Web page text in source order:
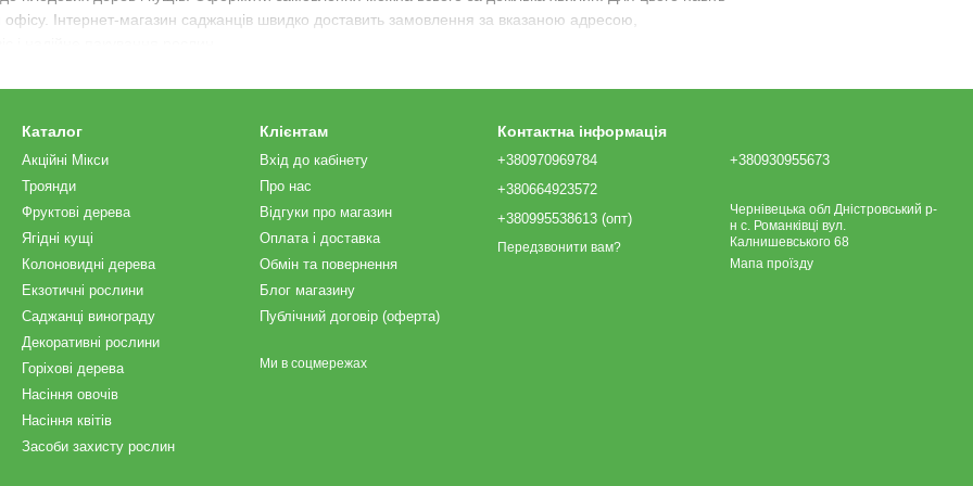
офісу. Інтернет-магазин саджанців швидко доставить замовлення за вказаною адресою,
чи дизайнерських задумів. В асортименті є:
саджанці фруктових деревта інших рослин. Вони дбають про їх високу якість і
вас довгими роками.
флора маркет?
Каталог
Акційні Мікси
Троянди
Фруктові дерева
Ягідні кущі
Колоновидні дерева
Екзотичні рослини
Саджанці винограду
Декоративні рослини
Горіхові дерева
Насіння овочів
Насіння квітів
Засоби захисту рослин
Клієнтам
Вхід до кабінету
Про нас
Відгуки про магазин
Оплата і доставка
Обмін та повернення
Блог магазину
Публічний договір (оферта)
Ми в соцмережах
Контактна інформація
+380970969784
+380664923572
+380995538613 (опт)
Передзвонити вам?
+380930955673
Чернівецька обл Дністровський р-
н с. Романківці вул.
Калнишевського 68
Мапа проїзду